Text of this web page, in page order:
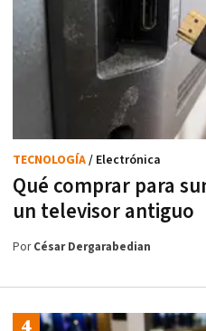
Qué comprar para
un televisor antiguo
TECNOLOGÍA/ Electrónica
PorCésar Dergarabedian